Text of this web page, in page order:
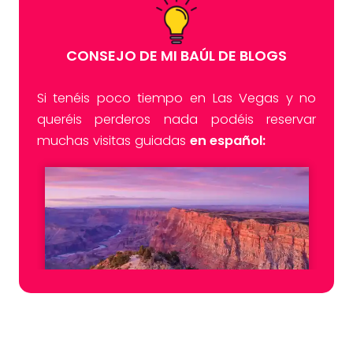
CONSEJO DE MI BAÚL DE BLOGS
Si tenéis poco tiempo en Las Vegas y no
queréis perderos nada podéis reservar
muchas visitas guiadas en español: